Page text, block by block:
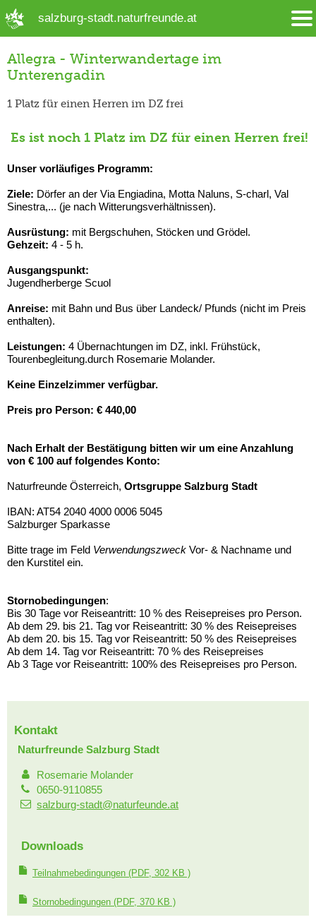
salzburg-stadt.naturfreunde.at
Allegra - Winterwandertage im
Unterengadin
1 Platz für einen Herren im DZ frei
Es ist noch 1 Platz im DZ für einen Herren frei!
Unser vorläufiges Programm:
Ziele: Dörfer an der Via Engiadina, Motta Naluns, S-charl, Val
Sinestra,... (je nach Witterungsverhältnissen).
Ausrüstung: mit Bergschuhen, Stöcken und Grödel.
Gehzeit: 4 - 5 h.
Ausgangspunkt:
Jugendherberge Scuol
Anreise: mit Bahn und Bus über Landeck/ Pfunds (nicht im Preis
enthalten).
Leistungen: 4 Übernachtungen im DZ, inkl. Frühstück,
Tourenbegleitung.durch Rosemarie Molander.
Keine Einzelzimmer verfügbar.
Preis pro Person: € 440,00
Nach Erhalt der Bestätigung bitten wir um eine Anzahlung
von € 100 auf folgendes Konto:
Naturfreunde Österreich, Ortsgruppe Salzburg Stadt
IBAN: AT54 2040 4000 0006 5045
Salzburger Sparkasse
Bitte trage im Feld Verwendungszweck Vor- & Nachname und
den Kurstitel ein.
Stornobedingungen:
Bis 30 Tage vor Reiseantritt: 10 % des Reisepreises pro Person.
Ab dem 29. bis 21. Tag vor Reiseantritt: 30 % des Reisepreises
Ab dem 20. bis 15. Tag vor Reiseantritt: 50 % des Reisepreises
Ab dem 14. Tag vor Reiseantritt: 70 % des Reisepreises
Ab 3 Tage vor Reiseantritt: 100% des Reisepreises pro Person.
Kontakt
Naturfreunde Salzburg Stadt
Rosemarie Molander
0650-9110855
salzburg-stadt@naturfeunde.at
Downloads
Teilnahmebedingungen (PDF, 302 KB )
Stornobedingungen (PDF, 370 KB )